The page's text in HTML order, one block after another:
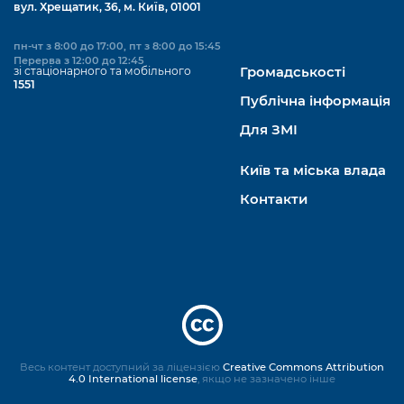
вул. Хрещатик, 36, м. Київ, 01001
пн-чт з 8:00 до 17:00, пт з 8:00 до 15:45
Перерва з 12:00 до 12:45
зі стаціонарного та мобільного
1551
Громадськості
Публічна інформація
Для ЗМІ
Київ та міська влада
Контакти
Весь контент доступний за ліцензією Creative Commons Attribution
4.0 International license, якщо не зазначено інше